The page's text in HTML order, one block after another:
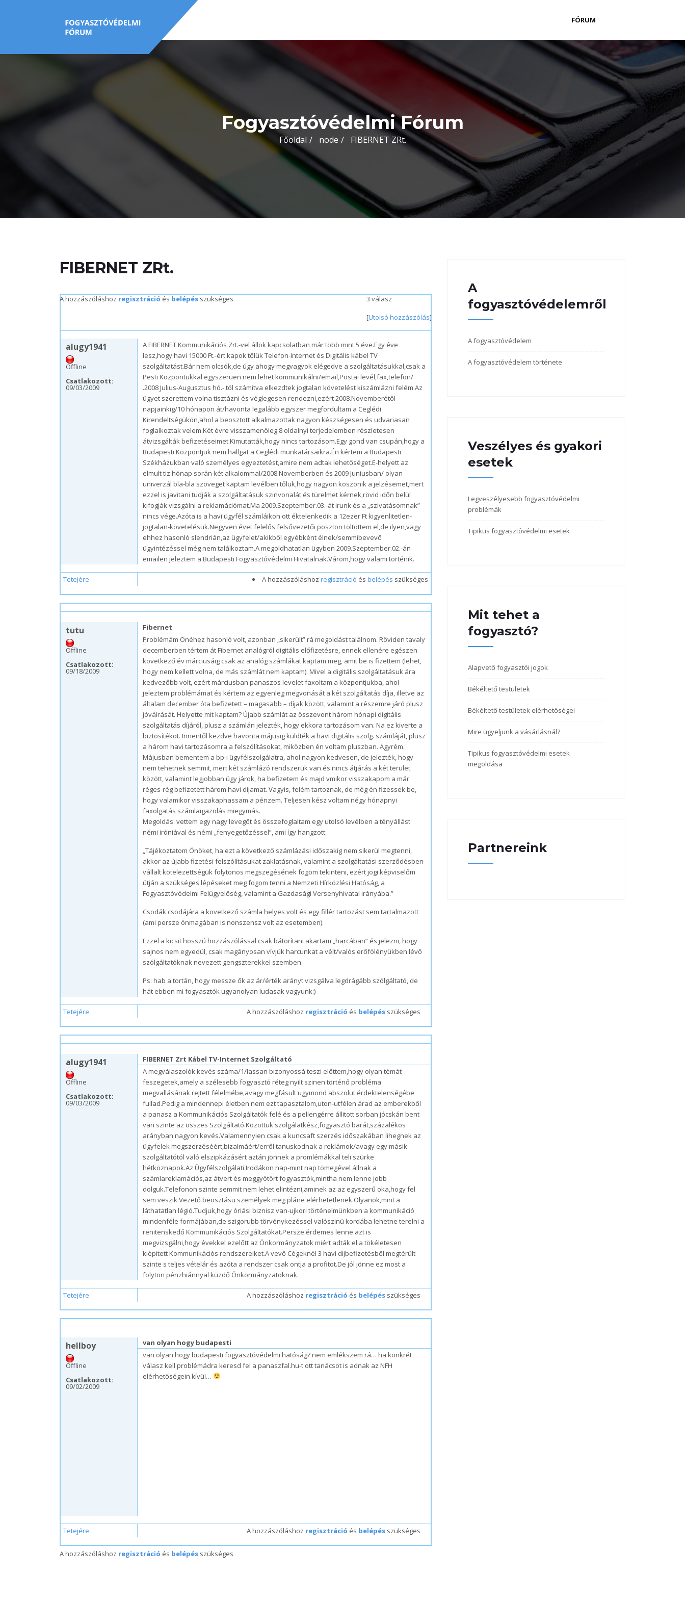
FÓRUM
Fogyasztóvédelmi Fórum
Főoldal node FIBERNET ZRt.
FIBERNET ZRt.
A hozzászóláshoz regisztráció és belépés szükséges
3 válasz
[Utolsó hozzászólás]
alugy1941
Offline
Csatlakozott:
09/03/2009
A FIBERNET Kommunikációs Zrt.-vel állok kapcsolatban már több mint 5 éve.Egy éve
lesz,hogy havi 15000 Ft.-ért kapok tőlük Telefon-Internet és Digitális kábel TV
szolgáltatást.Bár nem olcsók,de úgy ahogy megvagyok elégedve a szolgáltatásukkal,csak a
Pesti Központukkal egyszerüen nem lehet kommunikálni/email,Postai levél,fax,telefon/
.2008 Julius-Augusztus hó.-.tól számitva elkezdtek jogtalan követelést kiszámlázni felém.Az
ügyet szerettem volna tisztázni és véglegesen rendezni,ezért 2008.Novemberétől
napjainkig/10 hónapon át/havonta legalább egyszer megfordultam a Ceglédi
Kirendeltségükön,ahol a beosztott alkalmazottak nagyon készségesen és udvariasan
foglalkoztak velem.Két évre visszamenőleg 8 oldalnyi terjedelemben részletesen
átvizsgálták befizetéseimet.Kimutatták,hogy nincs tartozásom.Egy gond van csupán,hogy a
Budapesti Központjuk nem hallgat a Ceglédi munkatársaikra.Én kértem a Budapesti
Székházukban való személyes egyeztetést,amire nem adtak lehetőséget.E-helyett az
elmult tiz hónap során két alkalommal/2008.Novemberben és 2009 Juniusban/ olyan
univerzál bla-bla szöveget kaptam levélben tőlük,hogy nagyon köszönik a jelzésemet,mert
ezzel is javitani tudják a szolgáltatásuk szinvonalát és türelmet kérnek,rövid időn belül
kifogják vizsgálni a reklamációmat.Ma 2009.Szeptember.03.-át irunk és a „szivatásomnak”
nincs vége.Azóta is a havi ügyfél számláikon ott éktelenkedik a 12ezer Ft kigyenlitetlen-
jogtalan-követelésük.Negyven évet felelős felsővezetői poszton töltöttem el,de ilyen,vagy
ehhez hasonló slendrián,az ügyfelet/akikből egyébként élnek/semmibevevő
ügyintézéssel még nem találkoztam.A megoldhatatlan ügyben 2009.Szeptember.02.-án
emailen jeleztem a Budapesti Fogyasztóvédelmi Hivatalnak.Várom,hogy valami történik.
Tetejére A hozzászóláshoz regisztráció és belépés szükséges
tutu
Offline
Csatlakozott:
09/18/2009
Fibernet
Problémám Önéhez hasonló volt, azonban „sikerült” rá megoldást találnom. Röviden tavaly
decemberben tértem át Fibernet analógról digitális előfizetésre, ennek ellenére egészen
következő év márciusáig csak az analóg számlákat kaptam meg, amit be is fizettem (lehet,
hogy nem kellett volna, de más számlát nem kaptam). Mivel a digitális szolgáltatásuk ára
kedvezőbb volt, ezért márciusban panaszos levelet faxoltam a központjukba, ahol
jeleztem problémámat és kértem az egyenleg megvonását a két szolgáltatás díja, illetve az
általam december óta befizetett – magasabb – díjak között, valamint a részemre járó plusz
jóváírását. Helyette mit kaptam? Újabb számlát az összevont három hónapi digitális
szolgáltatás díjáról, plusz a számlán jelezték, hogy ekkora tartozásom van. Na ez kiverte a
biztosítékot. Innentől kezdve havonta májusig küldték a havi digitális szolg. számláját, plusz
a három havi tartozásomra a felszólításokat, miközben én voltam pluszban. Agyrém.
Májusban bementem a bp-i ügyfélszolgálatra, ahol nagyon kedvesen, de jelezték, hogy
nem tehetnek semmit, mert két számlázó rendszerük van és nincs átjárás a két terület
között, valamint legjobban úgy járok, ha befizetem és majd vmikor visszakapom a már
réges-rég befizetett három havi díjamat. Vagyis, felém tartoznak, de még én fizessek be,
hogy valamikor visszakaphassam a pénzem. Teljesen kész voltam négy hónapnyi
faxolgatás számlaigazolás miegymás.
Megoldás: vettem egy nagy levegőt és összefoglaltam egy utolsó levélben a tényállást
némi iróniával és némi „fenyegetőzéssel”, ami így hangzott:
„Tájékoztatom Önöket, ha ezt a következő számlázási időszakig nem sikerül megtenni,
akkor az újabb fizetési felszólításukat zaklatásnak, valamint a szolgáltatási szerződésben
vállalt kötelezettségük folytonos megszegésének fogom tekinteni, ezért jogi képviselőm
útján a szükséges lépéseket meg fogom tenni a Nemzeti Hírközlési Hatóság, a
Fogyasztóvédelmi Felügyelőség, valamint a Gazdasági Versenyhivatal irányába.”
Csodák csodájára a következő számla helyes volt és egy fillér tartozást sem tartalmazott
(ami persze önmagában is nonszensz volt az esetemben).
Ezzel a kicsit hosszú hozzászólással csak bátorítani akartam „harcában” és jelezni, hogy
sajnos nem egyedül, csak magányosan vívjük harcunkat a vélt/valós erőfölényükben lévő
szólgáltatóknak nevezett gengszterekkel szemben.
Ps: hab a tortán, hogy messze ők az ár/érték arányt vizsgálva legdrágább szólgáltató, de
hát ebben mi fogyasztók ugyanolyan ludasak vagyunk:)
Tetejére A hozzászóláshoz regisztráció és belépés szükséges
alugy1941
Offline
Csatlakozott:
09/03/2009
FIBERNET Zrt Kábel TV-Internet Szolgáltató
A megválaszolók kevés száma/1/lassan bizonyossá teszi előttem,hogy olyan témát
feszegetek,amely a szélesebb fogyasztó réteg nyilt szinen történő probléma
megvallásának rejtett félelmébe,avagy megfásult ugymond abszolut érdektelenségébe
fullad.Pedig a mindennepi életben nem ezt tapasztalom,uton-utfélen árad az emberekből
a panasz a Kommunikációs Szolgáltatók felé és a pellengérre állitott sorban jócskán bent
van szinte az összes Szolgáltató.Közöttük szolgálatkész,fogyasztó barát,százalékos
arányban nagyon kevés.Valamennyien csak a kuncsaft szerzés időszakában lihegnek az
ügyfelek megszerzéséért,bizalmáért/erről tanuskodnak a reklámok/avagy egy másik
szolgáltatótól való elszipkázásért aztán jönnek a promlémákkal teli szürke
hétköznapok.Az Ügyfélszolgálati Irodákon nap-mint nap tömegével állnak a
számlareklamációs,az átvert és meggyötört fogyasztók,mintha nem lenne jobb
dolguk.Telefonon szinte semmit nem lehet elintézni,aminek az az egyszerű oka,hogy fel
sem veszik.Vezető beosztásu személyek meg pláne elérhetetlenek.Olyanok,mint a
láthatatlan légió.Tudjuk,hogy óriási biznisz van-ujkori történelmünkben a kommunikáció
mindenféle formájában,de szigorubb törvénykezéssel valószinü kordába lehetne terelni a
renitenskedő Kommunikációs Szolgáltatókat.Persze érdemes lenne azt is
megvizsgálni,hogy évekkel ezelőtt az Önkormányzatok miért adták el a tökéletesen
kiépitett Kommunikációs rendszereiket.A vevő Cégeknél 3 havi dijbefizetésből megtérült
szinte s teljes vételár és azóta a rendszer csak ontja a profitot.De jól jönne ez most a
folyton pénzhiánnyal küzdő Önkormányzatoknak.
Tetejére A hozzászóláshoz regisztráció és belépés szükséges
hellboy
Offline
Csatlakozott:
09/02/2009
van olyan hogy budapesti
van olyan hogy budapesti fogyasztóvédelmi hatóság? nem emlékszem rá… ha konkrét
válasz kell problémádra keresd fel a panaszfal.hu-t ott tanácsot is adnak az NFH
elérhetőségein kívül…
Tetejére A hozzászóláshoz regisztráció és belépés szükséges
A hozzászóláshoz regisztráció és belépés szükséges
A
fogyasztóvédelemről
A fogyasztóvédelem
A fogyasztóvédelem története
Veszélyes és gyakori
esetek
Legveszélyesebb fogyasztóvédelmi
problémák
Tipikus fogyasztóvédelmi esetek
Mit tehet a
fogyasztó?
Alapvető fogyasztói jogok
Békéltető testületek
Békéltető testületek elérhetőségei
Mire ügyeljünk a vásárlásnál?
Tipikus fogyasztóvédelmi esetek
megoldása
Partnereink